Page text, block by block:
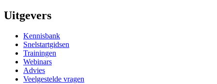
Uitgevers
Kennisbank
Snelstartgidsen
Trainingen
Webinars
Advies
Veelgestelde vragen